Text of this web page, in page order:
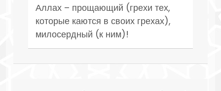
Аллах – прощающий (грехи тех,
которые каются в своих грехах),
милосердный (к ним)!